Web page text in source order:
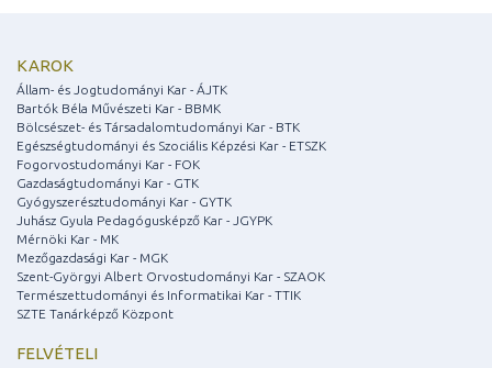
KAROK
Állam- és Jogtudományi Kar - ÁJTK
Bartók Béla Művészeti Kar - BBMK
Bölcsészet- és Társadalomtudományi Kar - BTK
Egészségtudományi és Szociális Képzési Kar - ETSZK
Fogorvostudományi Kar - FOK
Gazdaságtudományi Kar - GTK
Gyógyszerésztudományi Kar - GYTK
Juhász Gyula Pedagógusképző Kar - JGYPK
Mérnöki Kar - MK
Mezőgazdasági Kar - MGK
Szent-Györgyi Albert Orvostudományi Kar - SZAOK
Természettudományi és Informatikai Kar - TTIK
SZTE Tanárképző Központ
FELVÉTELI